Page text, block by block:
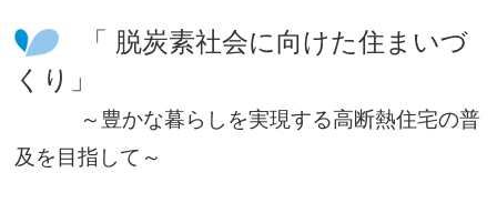
「 脱炭素社会に向けた住まいづ
くり」
～豊かな暮らしを実現する高断熱住宅の普
及を目指して～